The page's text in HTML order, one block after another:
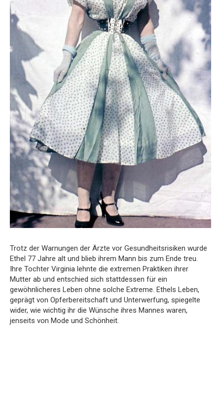
Trotz der Warnungen der Ärzte vor Gesundheitsrisiken wurde
Ethel 77 Jahre alt und blieb ihrem Mann bis zum Ende treu.
Ihre Tochter Virginia lehnte die extremen Praktiken ihrer
Mutter ab und entschied sich stattdessen für ein
gewöhnlicheres Leben ohne solche Extreme. Ethels Leben,
geprägt von Opferbereitschaft und Unterwerfung, spiegelte
wider, wie wichtig ihr die Wünsche ihres Mannes waren,
jenseits von Mode und Schönheit.